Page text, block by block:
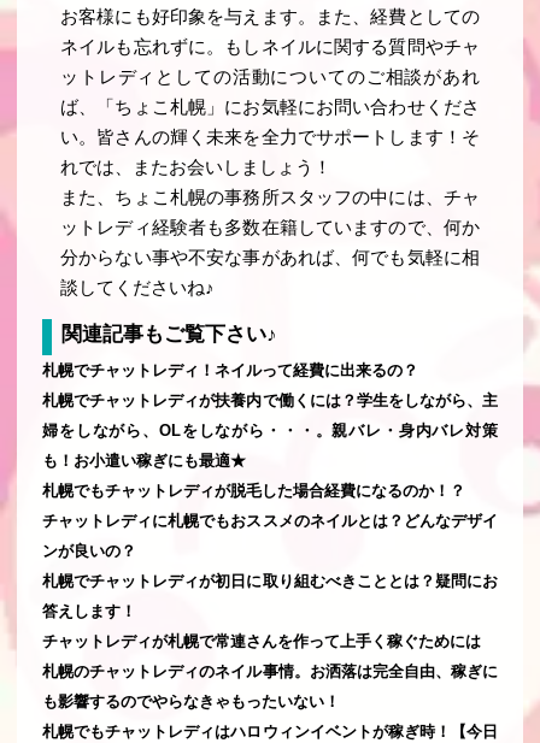
お客様にも好印象を与えます。また、経費としての
ネイルも忘れずに。もしネイルに関する質問やチャ
ットレディとしての活動についてのご相談があれ
ば、「ちょこ札幌」にお気軽にお問い合わせくださ
い。皆さんの輝く未来を全力でサポートします！そ
れでは、またお会いしましょう！
また、ちょこ札幌の事務所スタッフの中には、チャ
ットレディ経験者も多数在籍していますので、何か
分からない事や不安な事があれば、何でも気軽に相
談してくださいね♪
関連記事もご覧下さい♪
札幌でチャットレディ！ネイルって経費に出来るの？
札幌でチャットレディが扶養内で働くには？学生をしながら、主
婦をしながら、OLをしながら・・・。親バレ・身内バレ対策
も！お小遣い稼ぎにも最適★
札幌でもチャットレディが脱毛した場合経費になるのか！？
チャットレディに札幌でもおススメのネイルとは？どんなデザイ
ンが良いの？
札幌でチャットレディが初日に取り組むべきこととは？疑問にお
答えします！
チャットレディが札幌で常連さんを作って上手く稼ぐためには
札幌のチャットレディのネイル事情。お洒落は完全自由、稼ぎに
も影響するのでやらなきゃもったいない！
札幌でもチャットレディはハロウィンイベントが稼ぎ時！【今日